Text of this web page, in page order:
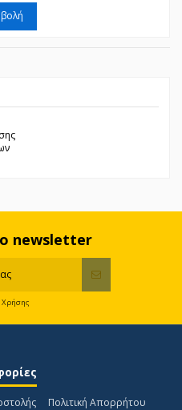
newsletter
Πολιτική Απορρήτου